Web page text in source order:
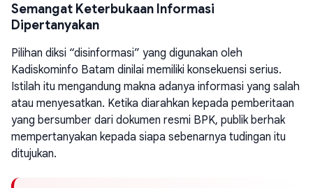
Semangat Keterbukaan Informasi
Dipertanyakan
Pilihan diksi “disinformasi” yang digunakan oleh
Kadiskominfo Batam dinilai memiliki konsekuensi serius.
Istilah itu mengandung makna adanya informasi yang salah
atau menyesatkan. Ketika diarahkan kepada pemberitaan
yang bersumber dari dokumen resmi BPK, publik berhak
mempertanyakan kepada siapa sebenarnya tudingan itu
ditujukan.